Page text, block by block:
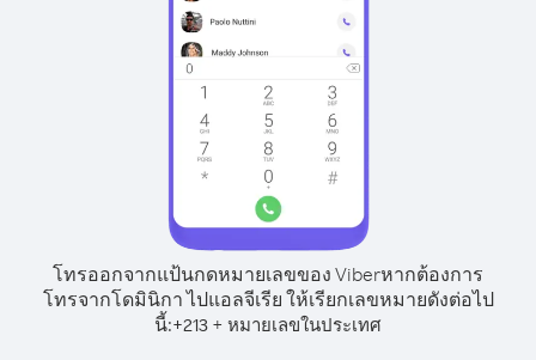
โทรออกจากแป้นกดหมายเลขของ Viberหากต้องการ
โทรจากโดมินิกา ไปแอลจีเรีย ให้เรียกเลขหมายดังต่อไป
นี้:+213 + หมายเลขในประเทศ